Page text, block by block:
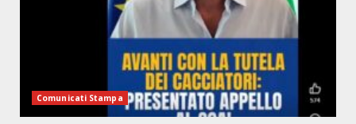
Comunicati Stampa